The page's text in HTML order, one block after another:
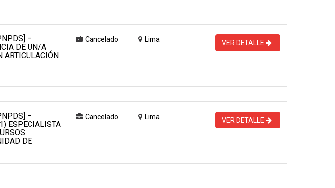
–
DE UN/A
ARTICULACIÓN
Cancelado Lima VER DETALLE
–
ESPECIALISTA
DE
Cancelado Lima VER DETALLE